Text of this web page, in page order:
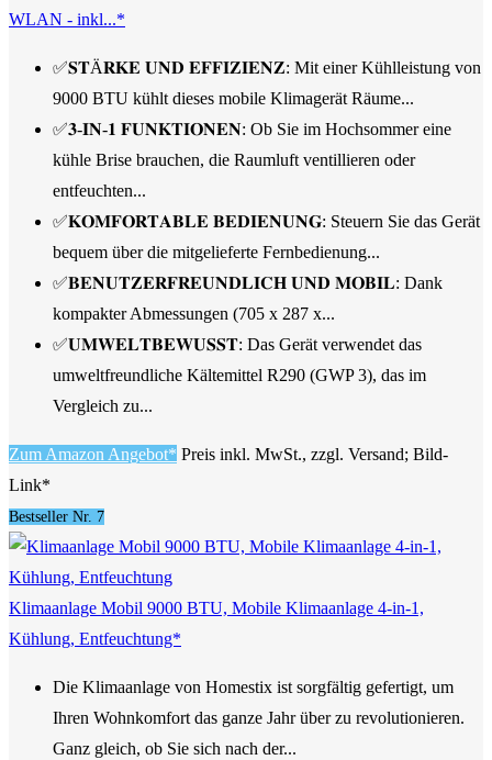
WLAN - inkl...*
✅𝐒𝐓Ä𝐑𝐊𝐄 𝐔𝐍𝐃 𝐄𝐅𝐅𝐈𝐙𝐈𝐄𝐍𝐙: Mit einer Kühlleistung von
9000 BTU kühlt dieses mobile Klimagerät Räume...
✅𝟑-𝐈𝐍-𝟏 𝐅𝐔𝐍𝐊𝐓𝐈𝐎𝐍𝐄𝐍: Ob Sie im Hochsommer eine
kühle Brise brauchen, die Raumluft ventillieren oder
entfeuchten...
✅𝐊𝐎𝐌𝐅𝐎𝐑𝐓𝐀𝐁𝐋𝐄 𝐁𝐄𝐃𝐈𝐄𝐍𝐔𝐍𝐆: Steuern Sie das Gerät
bequem über die mitgelieferte Fernbedienung...
✅𝐁𝐄𝐍𝐔𝐓𝐙𝐄𝐑𝐅𝐑𝐄𝐔𝐍𝐃𝐋𝐈𝐂𝐇 𝐔𝐍𝐃 𝐌𝐎𝐁𝐈𝐋: Dank
kompakter Abmessungen (705 x 287 x...
✅𝐔𝐌𝐖𝐄𝐋𝐓𝐁𝐄𝐖𝐔𝐒𝐒𝐓: Das Gerät verwendet das
umweltfreundliche Kältemittel R290 (GWP 3), das im
Vergleich zu...
Zum Amazon Angebot* Preis inkl. MwSt., zzgl. Versand; Bild-
Link*
Bestseller Nr. 7
Klimaanlage Mobil 9000 BTU, Mobile Klimaanlage 4-in-1,
Kühlung, Entfeuchtung*
Die Klimaanlage von Homestix ist sorgfältig gefertigt, um
Ihren Wohnkomfort das ganze Jahr über zu revolutionieren.
Ganz gleich, ob Sie sich nach der...